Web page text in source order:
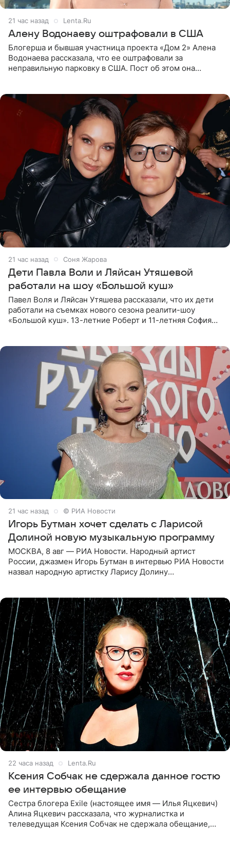
21 час назад Lenta.Ru
Алену Водонаеву оштрафовали в США
Блогерша и бывшая участница проекта «Дом 2» Алена
Водонаева рассказала, что ее оштрафовали за
неправильную парковку в США. Пост об этом она
21 час назад Соня Жарова
Дети Павла Воли и Ляйсан Утяшевой
работали на шоу «Большой куш»
Павел Воля и Ляйсан Утяшева рассказали, что их дети
работали на съемках нового сезона реалити-шоу
«Большой куш». 13-летние Роберт и 11-летняя София
21 час назад © РИА Новости
Игорь Бутман хочет сделать с Ларисой
Долиной новую музыкальную программу
МОСКВА, 8 авг — РИА Новости. Народный артист
России, джазмен Игорь Бутман в интервью РИА Новости
назвал народную артистку Ларису Долину
22 часа назад Lenta.Ru
Ксения Собчак не сдержала данное гостю
ее интервью обещание
Сестра блогера Exile (настоящее имя — Илья Яцкевич)
Алина Яцкевич рассказала, что журналистка и
телеведущая Ксения Собчак не сдержала обещание,